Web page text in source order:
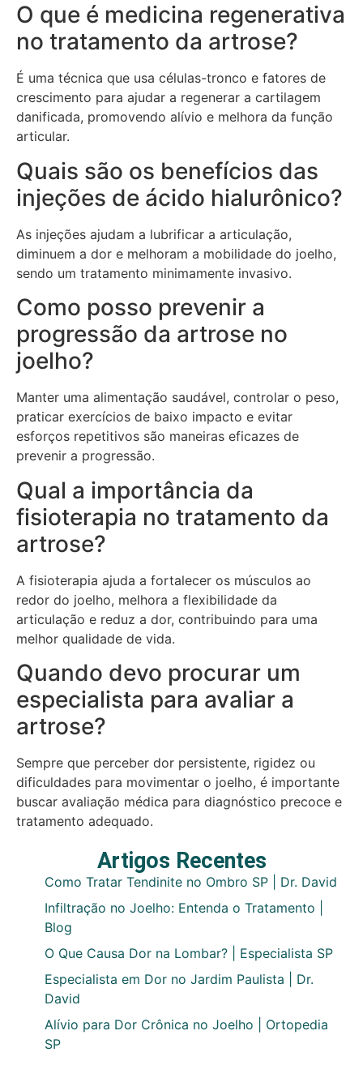
O que é medicina regenerativa
no tratamento da artrose?
É uma técnica que usa células-tronco e fatores de
crescimento para ajudar a regenerar a cartilagem
danificada, promovendo alívio e melhora da função
articular.
Quais são os benefícios das
injeções de ácido hialurônico?
As injeções ajudam a lubrificar a articulação,
diminuem a dor e melhoram a mobilidade do joelho,
sendo um tratamento minimamente invasivo.
Como posso prevenir a
progressão da artrose no
joelho?
Manter uma alimentação saudável, controlar o peso,
praticar exercícios de baixo impacto e evitar
esforços repetitivos são maneiras eficazes de
prevenir a progressão.
Qual a importância da
fisioterapia no tratamento da
artrose?
A fisioterapia ajuda a fortalecer os músculos ao
redor do joelho, melhora a flexibilidade da
articulação e reduz a dor, contribuindo para uma
melhor qualidade de vida.
Quando devo procurar um
especialista para avaliar a
artrose?
Sempre que perceber dor persistente, rigidez ou
dificuldades para movimentar o joelho, é importante
buscar avaliação médica para diagnóstico precoce e
tratamento adequado.
Artigos Recentes
Como Tratar Tendinite no Ombro SP | Dr. David
Infiltração no Joelho: Entenda o Tratamento |
Blog
O Que Causa Dor na Lombar? | Especialista SP
Especialista em Dor no Jardim Paulista | Dr.
David
Alívio para Dor Crônica no Joelho | Ortopedia
SP